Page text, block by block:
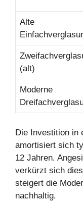
Alte
(alt)
Moderne
Die Investition in
amortisiert sich
12 Jahren.
verkürzt sich
steigert die
nachhaltig.